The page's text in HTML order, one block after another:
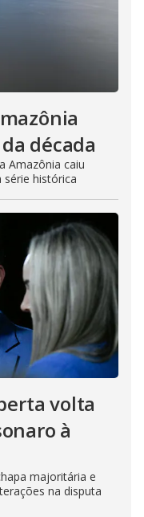
década
Amazônia caiu
histórica
volta
à
majoritária e
na disputa